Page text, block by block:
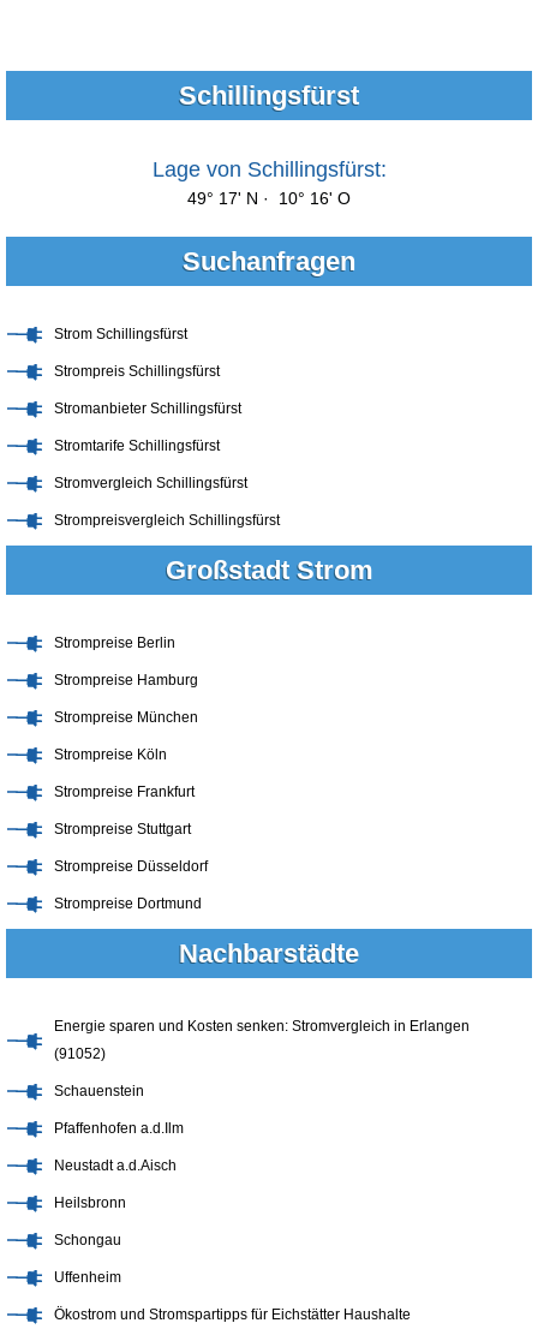
Schillingsfürst
Lage von Schillingsfürst:
49° 17' N · 10° 16' O
Suchanfragen
Strom Schillingsfürst
Strompreis Schillingsfürst
Stromanbieter Schillingsfürst
Stromtarife Schillingsfürst
Stromvergleich Schillingsfürst
Strompreisvergleich Schillingsfürst
Großstadt Strom
Strompreise Berlin
Strompreise Hamburg
Strompreise München
Strompreise Köln
Strompreise Frankfurt
Strompreise Stuttgart
Strompreise Düsseldorf
Strompreise Dortmund
Nachbarstädte
Energie sparen und Kosten senken: Stromvergleich in Erlangen
(91052)
Schauenstein
Pfaffenhofen a.d.Ilm
Neustadt a.d.Aisch
Heilsbronn
Schongau
Uffenheim
Ökostrom und Stromspartipps für Eichstätter Haushalte